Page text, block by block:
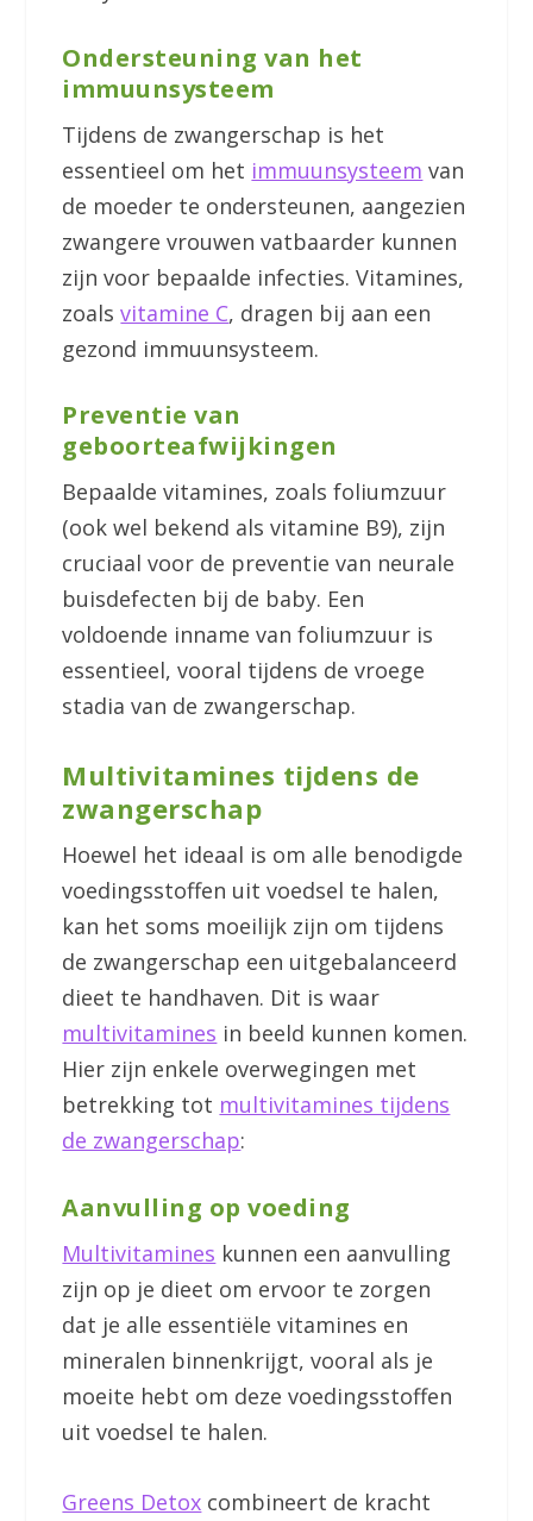
Ondersteuning van het
immuunsysteem
Tijdens de zwangerschap is het
essentieel om het immuunsysteem van
de moeder te ondersteunen, aangezien
zwangere vrouwen vatbaarder kunnen
zijn voor bepaalde infecties. Vitamines,
zoalsvitamine C, dragen bij aan een
gezond immuunsysteem.
Preventie van
geboorteafwijkingen
Bepaalde vitamines, zoals foliumzuur
(ook wel bekend als vitamine B9), zijn
cruciaal voor de preventie van neurale
buisdefecten bij de baby. Een
voldoende inname van foliumzuur is
essentieel, vooral tijdens de vroege
stadia van de zwangerschap.
Multivitamines tijdens de
zwangerschap
Hoewel het ideaal is om alle benodigde
voedingsstoffen uit voedsel te halen,
kan het soms moeilijk zijn om tijdens
de zwangerschap een uitgebalanceerd
dieet te handhaven. Dit is waar
multivitamines in beeld kunnen komen.
Hier zijn enkele overwegingen met
betrekking tot multivitamines tijdens
de zwangerschap:
Aanvulling op voeding
Multivitamines kunnen een aanvulling
zijn op je dieet om ervoor te zorgen
dat je alle essentiële vitamines en
mineralen binnenkrijgt, vooral als je
moeite hebt om deze voedingsstoffen
uit voedsel te halen.
Greens Detox combineert de kracht